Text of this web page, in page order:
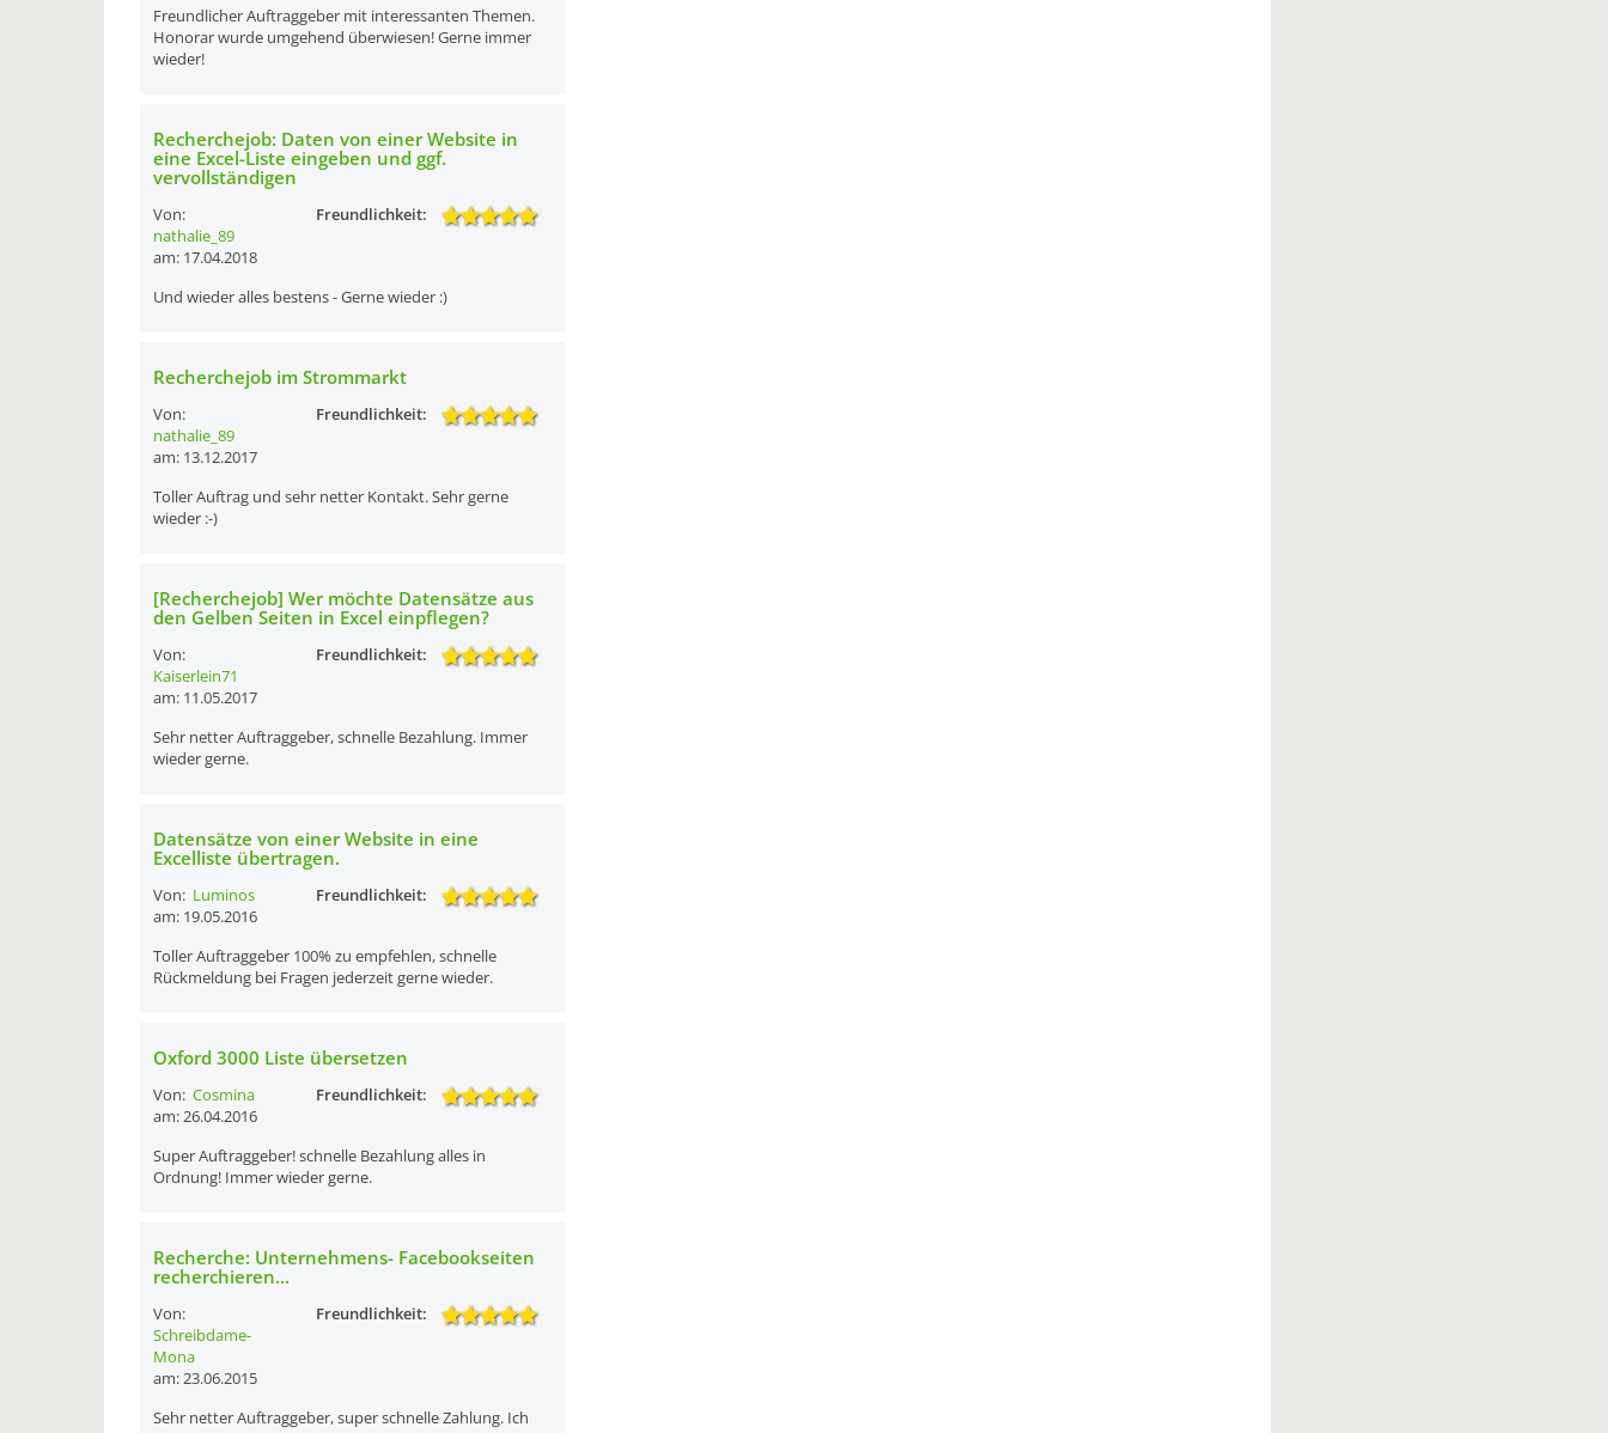
Freundlicher Auftraggeber mit interessanten Themen.
Honorar wurde umgehend überwiesen! Gerne immer
wieder!
Recherchejob: Daten von einer Website in
eine Excel-Liste eingeben und ggf.
vervollständigen
Von:
nathalie_89
am: 17.04.2018
Freundlichkeit:
Und wieder alles bestens - Gerne wieder :)
Recherchejob im Strommarkt
Von:
nathalie_89
am: 13.12.2017
Freundlichkeit:
Toller Auftrag und sehr netter Kontakt. Sehr gerne
wieder :-)
[Recherchejob] Wer möchte Datensätze aus
den Gelben Seiten in Excel einpflegen?
Von:
Kaiserlein71
am: 11.05.2017
Freundlichkeit:
Sehr netter Auftraggeber, schnelle Bezahlung. Immer
wieder gerne.
Datensätze von einer Website in eine
Excelliste übertragen.
Von: Luminos
am: 19.05.2016
Freundlichkeit:
Toller Auftraggeber 100% zu empfehlen, schnelle
Rückmeldung bei Fragen jederzeit gerne wieder.
Oxford 3000 Liste übersetzen
Von: Cosmina
am: 26.04.2016
Freundlichkeit:
Super Auftraggeber! schnelle Bezahlung alles in
Ordnung! Immer wieder gerne.
Recherche: Unternehmens- Facebookseiten
recherchieren...
Von:
Schreibdame-
Mona
am: 23.06.2015
Freundlichkeit:
Sehr netter Auftraggeber, super schnelle Zahlung. Ich